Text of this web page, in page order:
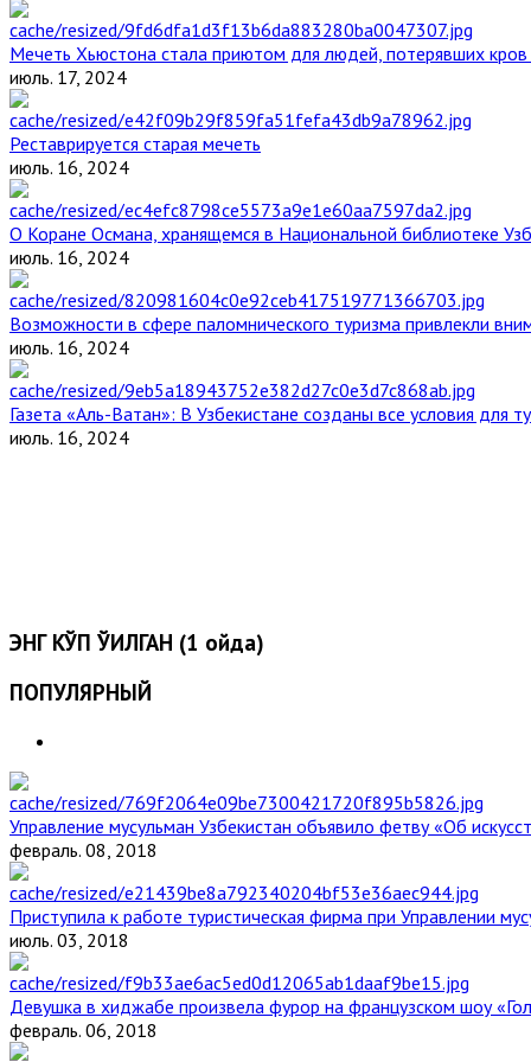
Мечеть Хьюстона стала приютом для людей, потерявших кров
июль. 17, 2024
Реставрируется старая мечеть
июль. 16, 2024
О Коране Османа, хранящемся в Национальной библиотеке
июль. 16, 2024
Возможности в сфере паломнического туризма привлекли
июль. 16, 2024
Газета «Аль-Ватан»: В Узбекистане созданы все условия для
июль. 16, 2024
ЭНГ КЎП ЎҚИЛГАН (1 ойда)
ПОПУЛЯРНЫЙ
Управление мусульман Узбекистан объявило фетву «Об
февраль. 08, 2018
Приступила к работе туристическая фирма при Управлении
июль. 03, 2018
Девушка в хиджабе произвела фурор на французском шоу
февраль. 06, 2018